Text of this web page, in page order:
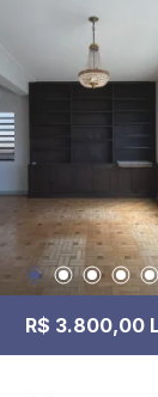
R$ 3.800,00